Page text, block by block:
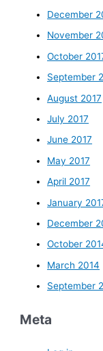
December
November
October
September
August 2017
July 2017
June 2017
May 2017
April 2017
January
December
October
March 2014
September
Meta